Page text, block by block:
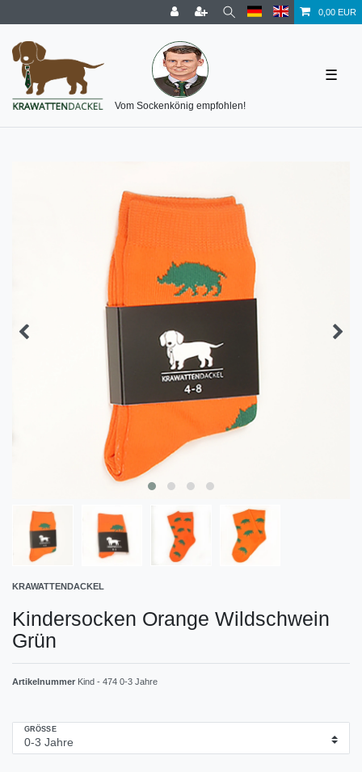
0,00 EUR
Vom Sockenkönig empfohlen!
☰
KRAWATTENDACKEL
Kindersocken Orange Wildschwein
Grün
Artikelnummer Kind - 474 0-3 Jahre
GRÖSSE